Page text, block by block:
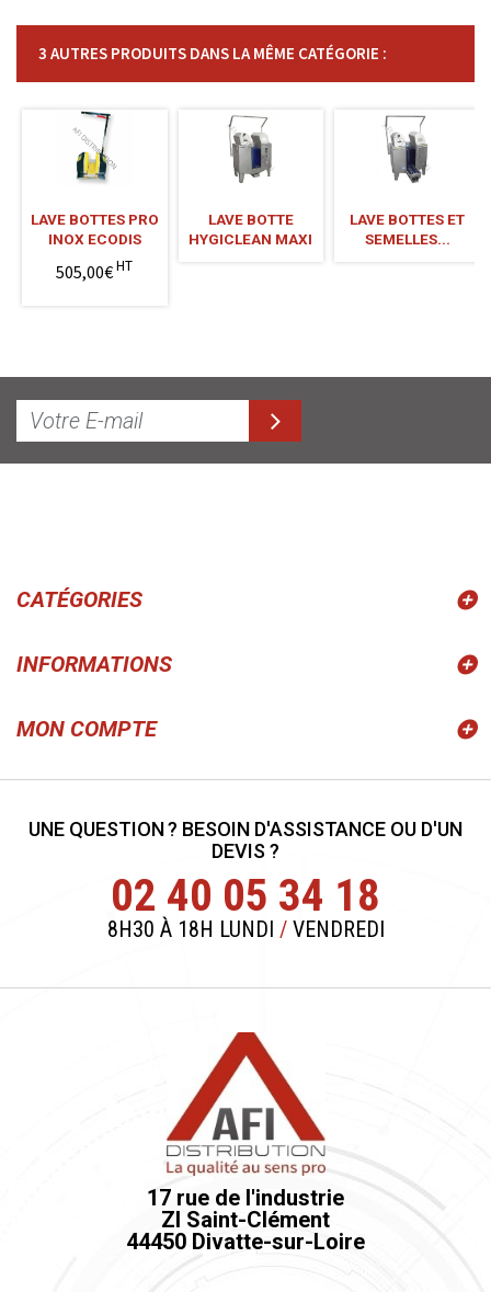
3 AUTRES PRODUITS DANS LA MÊME CATÉGORIE :
LAVE BOTTES PRO
INOX ECODIS
505,00€HT
LAVE BOTTE
HYGICLEAN MAXI
LAVE BOTTES ET
SEMELLES...
CATÉGORIES
INFORMATIONS
MON COMPTE
UNE QUESTION ? BESOIN D'ASSISTANCE OU D'UN
DEVIS ?
02 40 05 34 18
8H30 À 18H LUNDI /VENDREDI
17 rue de l'industrie
ZI Saint-Clément
44450 Divatte-sur-Loire